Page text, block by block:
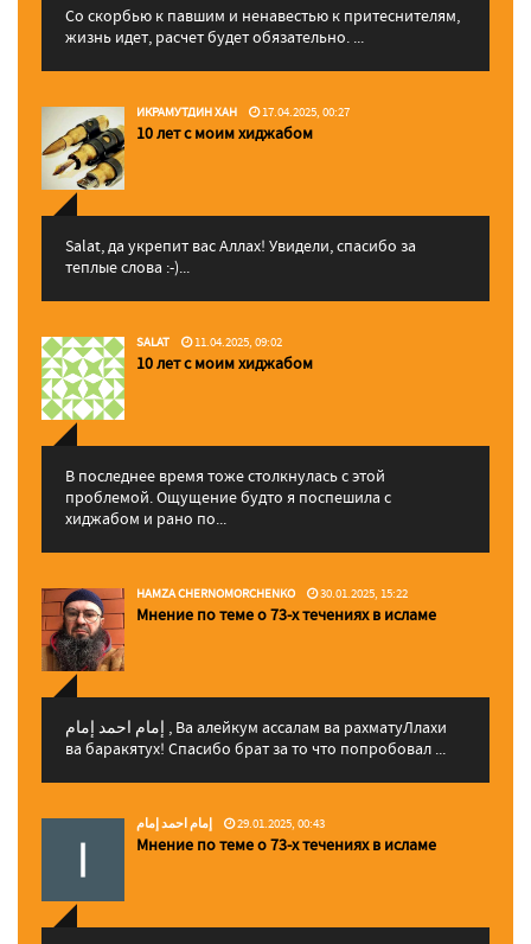
Со скорбью к павшим и ненавестью к притеснителям,
жизнь идет, расчет будет обязательно. ...
ИКРАМУТДИН ХАН 17.04.2025, 00:27
10 лет с моим хиджабом
Salat, да укрепит вас Аллаx! Увидели, спасибо за
теплые слова :-)...
SALAT 11.04.2025, 09:02
10 лет с моим хиджабом
В последнее время тоже столкнулась с этой
проблемой. Ощущение будто я поспешила с
хиджабом и рано по...
HAMZA CHERNOMORCHENKO 30.01.2025, 15:22
Мнение по теме о 73-х течениях в исламе
إمام احمد إمام , Ва алейкум ассалам ва рахматуЛлахи
ва баракятух! Спасибо брат за то что попробовал ...
إمام احمد إمام 29.01.2025, 00:43
Мнение по теме о 73-х течениях в исламе